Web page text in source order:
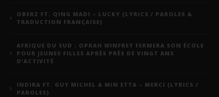
OBERZ FT. QING MADI – LUCKY (LYRICS / PAROLES &
TRADUCTION FRANÇAISE)
AFRIQUE DU SUD : OPRAH WINFREY FERMERA SON ÉCOLE
POUR JEUNES FILLES APRÈS PRÈS DE VINGT ANS
D’ACTIVITÉ
INDIRA FT. GUY MICHEL & MIN ETTA – MERCI (LYRICS /
PAROLES)